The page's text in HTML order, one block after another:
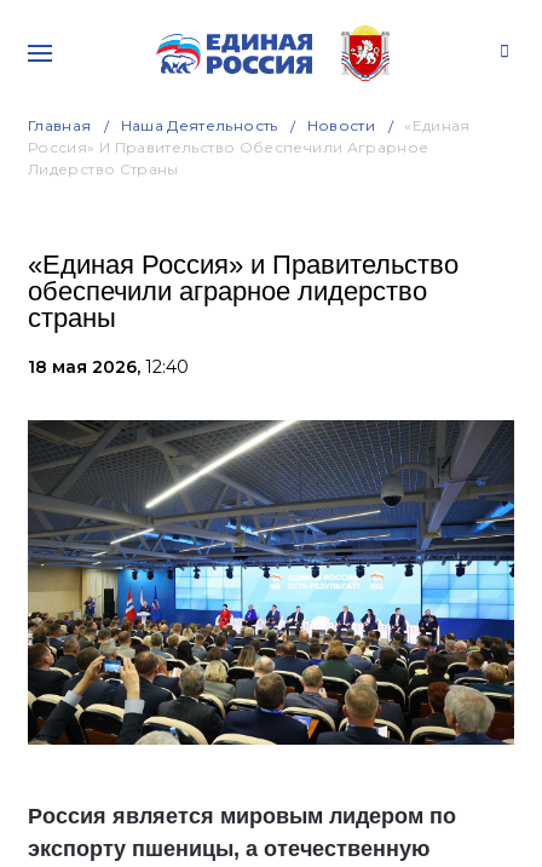
Главная Наша Деятельность Новости
«Единая
Россия» И Правительство Обеспечили Аграрное
Лидерство Страны
«Единая Россия» и Правительство
обеспечили аграрное лидерство
страны
18 мая 2026, 12:40
Россия является мировым лидером по
экспорту пшеницы, а отечественную